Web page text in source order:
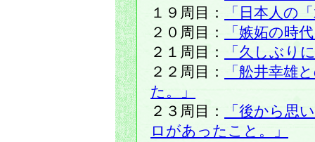
１９周目：
「日本人の
２０周目：
「嫉妬の時
２１周目：
「久しぶり
２２周目：
「舩井幸雄
た。」
２３周目：
「後から思
ロがあったこと。」